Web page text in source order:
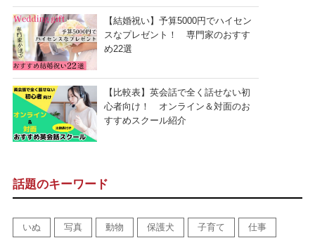
【結婚祝い】予算5000円でハイセン
スなプレゼント！ 専門家のおすす
め22選
【比較表】英会話で全く話せない初
心者向け！ オンライン＆対面のお
すすめスクール紹介
話題のキーワード
いぬ 写真 動物 保護犬 子育て 仕事